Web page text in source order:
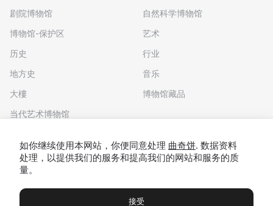
剧院博物馆
博物馆-保护区
历史
地方史
大樓
当代艺术博物馆
自然科学博物馆
艺术
行业
音乐
博物馆藏品
如你继续使用本网站，你便同意处理 曲奇饼. 数据资料
处理，以提供我们的服务和提高我们的网站和服务的质
量。
接受